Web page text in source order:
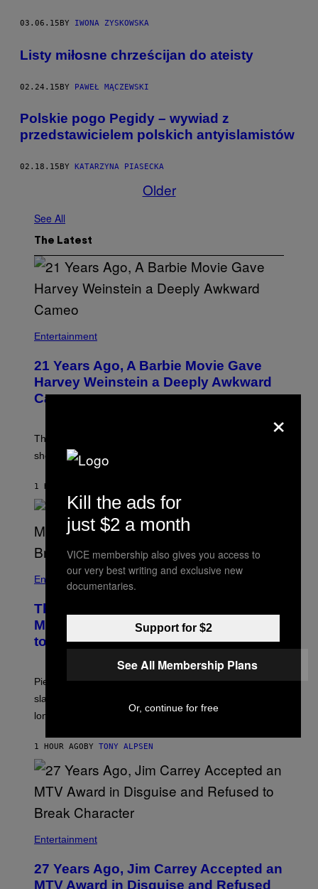
03.06.15 BY IWONA ZYSKOWSKA
Listy miłosne chrześcijan do ateisty
02.24.15BY PAWEŁ MĄCZEWSKI
​Polskie pogo Pegidy – wywiad z
przedstawicielem polskich antyislamistów
02.18.15 BY KATARZYNA PIASECKA
Older
See All
The Latest
Entertainment
21 Years Ago, A Barbie Movie Gave
Harvey Weinstein a Deeply Awkward
Cameo
The producer of ‘My Scene Goes Hollywood’ later said
she was “mortified” that Weinstein appeared in the film.
1 HOUR AGO
Entertainment
The Sharon Osbourne and Piers
Morgan Fight That Jerry Springer Had
to Break Up
Piers Morgan says Sharon Osbourne choked and
slapped him at an NBC dinner before they became
longtime friends.
1 HOUR AGO BY TONY ALPSEN
Entertainment
27 Years Ago, Jim Carrey Accepted an
MTV Award in Disguise and Refused
×
Kill the ads for
just $2 a month
VICE membership also gives you access to
our very best writing and exclusive new
documentaries.
Support for $2
See All Membership Plans
Or, continue for free